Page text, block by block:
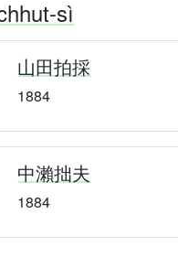
sì
山田拍採
1884
中瀨拙夫
1884